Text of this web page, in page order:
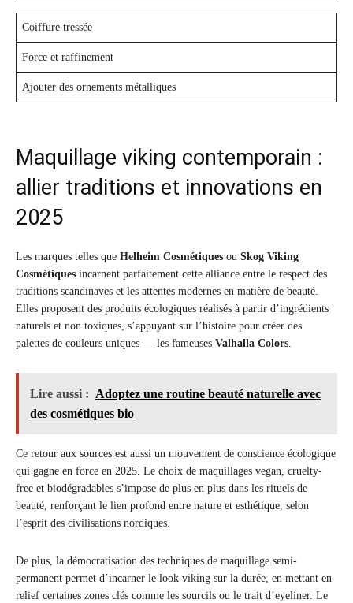
Coiffure tressée
Force et raffinement
Ajouter des ornements métalliques
Maquillage viking contemporain :
allier traditions et innovations en
2025
Les marques telles que Helheim Cosmétiques ou Skog Viking
Cosmétiques incarnent parfaitement cette alliance entre le respect des
traditions scandinaves et les attentes modernes en matière de beauté.
Elles proposent des produits écologiques réalisés à partir d’ingrédients
naturels et non toxiques, s’appuyant sur l’histoire pour créer des
palettes de couleurs uniques — les fameuses Valhalla Colors.
Lire aussi : Adoptez une routine beauté naturelle avec
des cosmétiques bio
Ce retour aux sources est aussi un mouvement de conscience écologique
qui gagne en force en 2025. Le choix de maquillages vegan, cruelty-
free et biodégradables s’impose de plus en plus dans les rituels de
beauté, renforçant le lien profond entre nature et esthétique, selon
l’esprit des civilisations nordiques.
De plus, la démocratisation des techniques de maquillage semi-
permanent permet d’incarner le look viking sur la durée, en mettant en
relief certaines zones clés comme les sourcils ou le trait d’eyeliner. Le